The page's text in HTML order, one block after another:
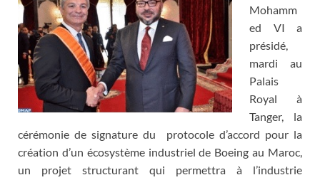
Mohamm
ed VI a
présidé,
mardi au
Palais
Royal à
Tanger, la
cérémonie de signature du protocole d’accord pour la
création d’un écosystème industriel de Boeing au Maroc,
un projet structurant qui permettra à l’industrie